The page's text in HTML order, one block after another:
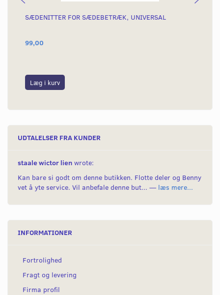
SÆDENITTER FOR SÆDEBETRÆK, UNIVERSAL
99,00
Læg i kurv
UDTALELSER FRA KUNDER
staale wictor lien wrote:
Kan bare si godt om denne butikken. Flotte deler og Benny
vet å yte service. Vil anbefale denne but... — læs mere...
INFORMATIONER
Fortrolighed
Fragt og levering
Firma profil